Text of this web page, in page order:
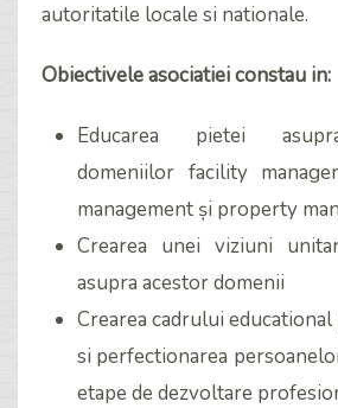
autoritatile locale si nationale.
Obiectivele asociatiei constau in:
Educarea pietei
domeniilor facility
management și property
Crearea unei viziuni
asupra acestor domenii
Crearea cadrului
si perfectionarea
etape de dezvoltare